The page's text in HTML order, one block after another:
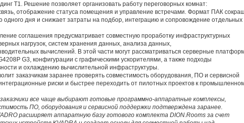
Т1. Решение позволяет организовать работу переговорных комнат:
отображение статуса помещения и управление встречами. Формат ПАК
одного дня и снижает затраты на подбор, интеграцию и сопровождение отдельных
соглашения предусматривает совместную проработку инфраструктурных
нагрузок, систем хранения данных, анализа данных,
вычислений. В этой части могут рассматриваться серверные
G3, конфигурации с графическими ускорителями, а также подходы
и охлаждению вычислительной инфраструктуры.
заказчикам заранее проверять совместимость оборудования, ПО и сервисной
риски и быстрее переходить от пилотных проектов к
все чаще выбирают готовые программно-аппаратные комплексы,
ПО, оборудования и сервисной поддержки подтверждена заранее.
расширяет аппаратную базуготового комплекта DION.Rooms за счет